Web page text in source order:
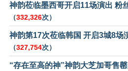
神韵莅临墨西哥开启11场演出 粉
（332,326次）
神韵第17次莅临韩国 开启3城8场
（327,754次）
“存在至高的神”神韵大芝加哥售